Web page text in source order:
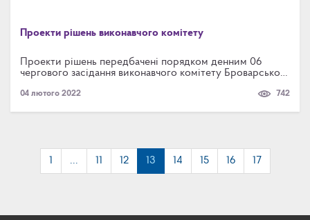
Проекти рішень виконавчого комітету
Проекти рішень передбачені порядком денним 06
чергового засідання виконавчого комітету Броварської
яке відбудеться 08 лютого о 10:00 в залі засідань.
04 лютого 2022 742
1 ... 11 12 13 14 15 16 17